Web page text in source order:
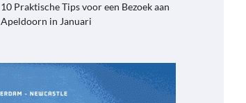
10 Praktische Tips voor een Bezoek aan
Apeldoorn in Januari